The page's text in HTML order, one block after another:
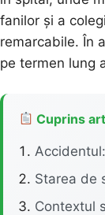
fanilor și a
remarcabile. În
pe termen lung
Cuprins
Starea de
Contextul